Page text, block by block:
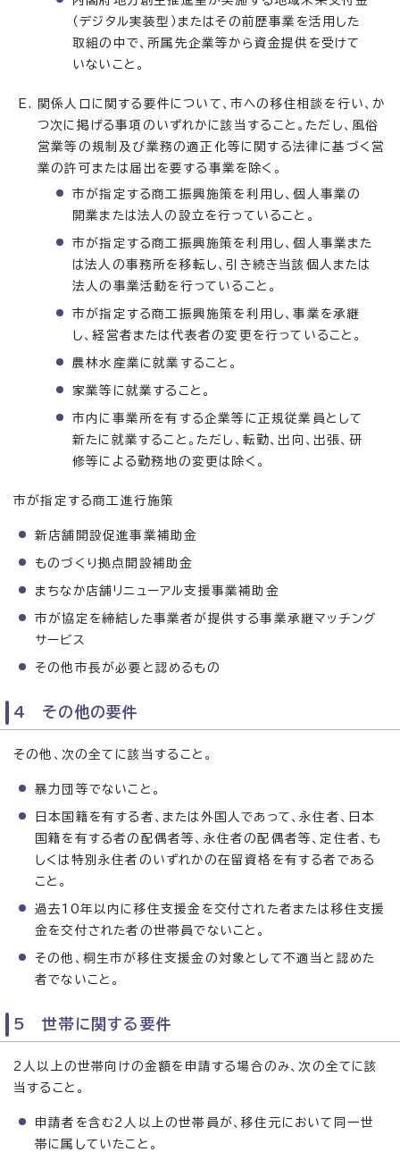
（デジタル実装型）またはその前歴事業を活用した
取組の中で、所属先企業等から資金提供を受けて
いないこと。
関係人口に関する要件について、市への移住相談を行い、か
つ次に掲げる事項のいずれかに該当すること。ただし、風俗
営業等の規制及び業務の適正化等に関する法律に基づく営
業の許可または届出を要する事業を除く。
市が指定する商工振興施策を利用し、個人事業の
開業または法人の設立を行っていること。
市が指定する商工振興施策を利用し、個人事業また
は法人の事務所を移転し、引き続き当該個人または
法人の事業活動を行っていること。
市が指定する商工振興施策を利用し、事業を承継
し、経営者または代表者の変更を行っていること。
農林水産業に就業すること。
家業等に就業すること。
市内に事業所を有する企業等に正規従業員として
新たに就業すること。ただし、転勤、出向、出張、研
修等による勤務地の変更は除く。
市が指定する商工進行施策
新店舗開設促進事業補助金
ものづくり拠点開設補助金
まちなか店舗リニューアル支援事業補助金
市が協定を締結した事業者が提供する事業承継マッチング
サービス
その他市長が必要と認めるもの
4 その他の要件
その他、次の全てに該当すること。
暴力団等でないこと。
日本国籍を有する者、または外国人であって、永住者、日本
国籍を有する者の配偶者等、永住者の配偶者等、定住者、も
しくは特別永住者のいずれかの在留資格を有する者である
こと。
過去10年以内に移住支援金を交付された者または移住支援
金を交付された者の世帯員でないこと。
その他、桐生市が移住支援金の対象として不適当と認めた
者でないこと。
5 世帯に関する要件
2人以上の世帯向けの金額を申請する場合のみ、次の全てに該
当すること。
申請者を含む2人以上の世帯員が、移住元において同一世
帯に属していたこと。